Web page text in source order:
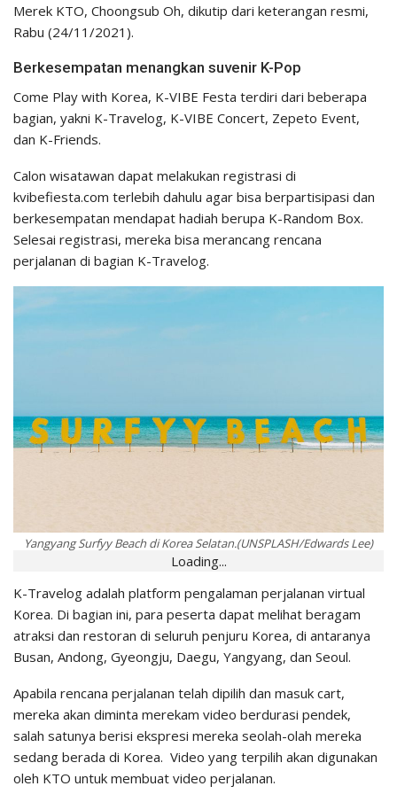
Merek KTO, Choongsub Oh, dikutip dari keterangan resmi,
Rabu (24/11/2021).
Berkesempatan menangkan suvenir K-Pop
Come Play with Korea, K-VIBE Festa terdiri dari beberapa
bagian, yakni K-Travelog, K-VIBE Concert, Zepeto Event,
dan K-Friends.
Calon wisatawan dapat melakukan registrasi di
kvibefiesta.com terlebih dahulu agar bisa berpartisipasi dan
berkesempatan mendapat hadiah berupa K-Random Box.
Selesai registrasi, mereka bisa merancang rencana
perjalanan di bagian K-Travelog.
Yangyang Surfyy Beach di Korea Selatan.(UNSPLASH/Edwards Lee)
Loading...
K-Travelog adalah platform pengalaman perjalanan virtual
Korea. Di bagian ini, para peserta dapat melihat beragam
atraksi dan restoran di seluruh penjuru Korea, di antaranya
Busan, Andong, Gyeongju, Daegu, Yangyang, dan Seoul.
Apabila rencana perjalanan telah dipilih dan masuk cart,
mereka akan diminta merekam video berdurasi pendek,
salah satunya berisi ekspresi mereka seolah-olah mereka
sedang berada di Korea. Video yang terpilih akan digunakan
oleh KTO untuk membuat video perjalanan.